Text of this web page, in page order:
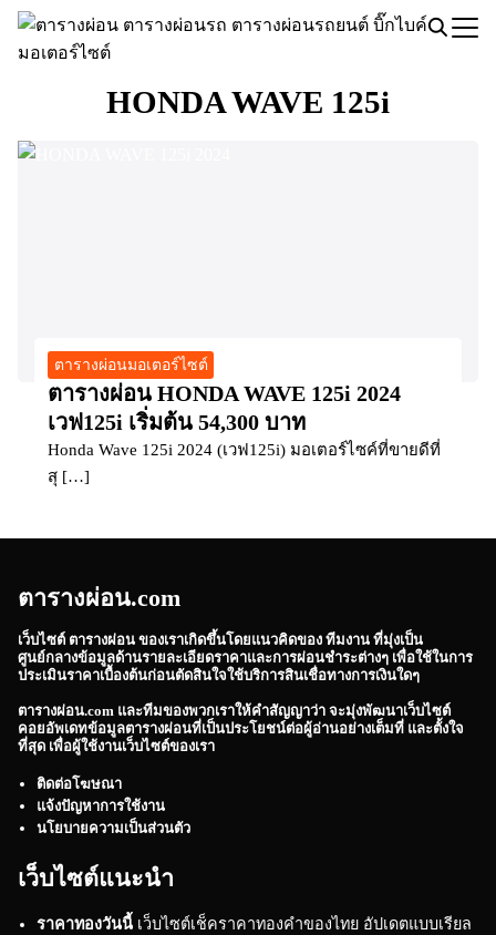
Skip
Search
HONDA WAVE 125i
ตารางผ่อนมอเตอร์ไซต์
ตารางผ่อน HONDA WAVE 125i 2024
เวฟ125i เริ่มต้น 54,300 บาท
Honda Wave 125i 2024 (เวฟ125i) มอเตอร์ไซค์ที่ขายดีที่
สุ […]
ตารางผ่อน.com
เว็บไซต์ ตารางผ่อน ของเราเกิดขึ้นโดยแนวคิดของ ทีมงาน ที่มุ่งเป็น
ศูนย์กลางข้อมูลด้านรายละเอียดราคาและการผ่อนชำระต่างๆ เพื่อใช้ในการ
ประเมินราคาเบื้องต้นก่อนตัดสินใจใช้บริการสินเชื่อทางการเงินใดๆ
ตารางผ่อน.com และทีมของพวกเราให้คำสัญญาว่า จะมุ่งพัฒนาเว็บไซต์
คอยอัพเดทข้อมูลตารางผ่อนที่เป็นประโยชน์ต่อผู้อ่านอย่างเต็มที่ และตั้งใจ
ที่สุด เพื่อผู้ใช้งานเว็บไซต์ของเรา
ติดต่อโฆษณา
แจ้งปัญหาการใช้งาน
นโยบายความเป็นส่วนตัว
เว็บไซต์แนะนำ
ราคาทองวันนี้ เว็บไซต์เช็คราคาทองคำของไทย อัปเดตแบบเรียล